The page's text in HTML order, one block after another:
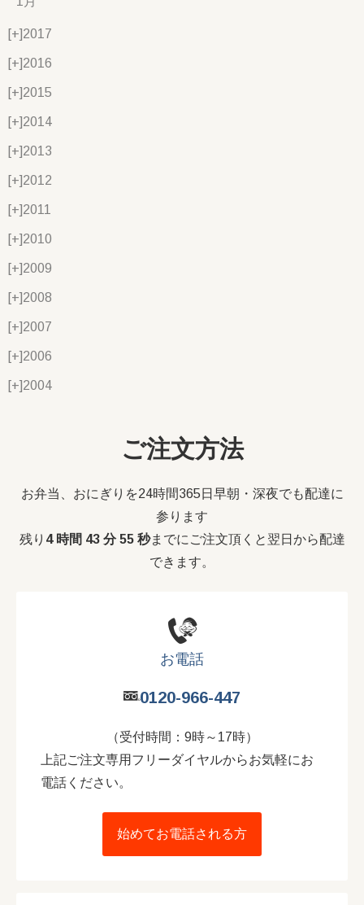
[+]2017
[+]2016
[+]2015
[+]2014
[+]2013
[+]2012
[+]2011
[+]2010
[+]2009
[+]2008
[+]2007
[+]2006
[+]2004
ご注文方法
お弁当、おにぎりを24時間365日早朝・深夜でも配達に
参ります
残り 4 時間 43 分 54 秒までにご注文頂くと翌日から配達
できます。
お電話
0120-966-447
（受付時間：9時～17時）
上記ご注文専用フリーダイヤルからお気軽にお
電話ください。
始めてお電話される方